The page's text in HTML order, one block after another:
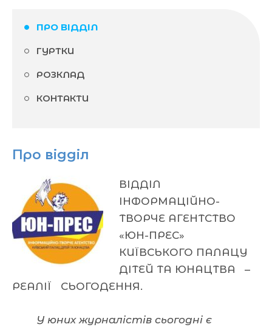
ПРО ВІДДІЛ
ГУРТКИ
РОЗКЛАД
КОНТАКТИ
Про відділ
ВІДДІЛ
ІНФОРМАЦІЙНО-
ТВОРЧЕ АГЕНТСТВО
«ЮН-ПРЕС»
КИЇВСЬКОГО ПАЛАЦУ
ДІТЕЙ ТА ЮНАЦТВА –
РЕАЛІЇ СЬОГОДЕННЯ.
У юнихжурналістів сьогодні є